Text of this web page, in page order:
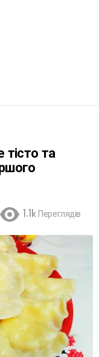
тісто та
1.1k Переглядів